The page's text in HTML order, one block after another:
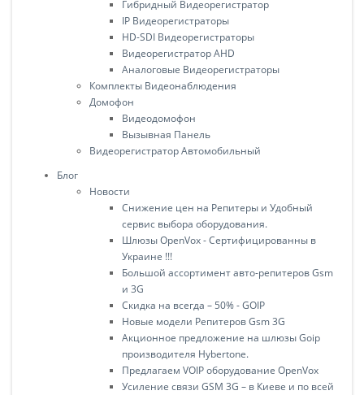
Гибридный Видеорегистратор
IP Видеорегистраторы
HD-SDI Видеорегистраторы
Видеорегистратор AHD
Аналоговые Видеорегистраторы
Комплекты Видеонаблюдения
Домофон
Видеодомофон
Вызывная Панель
Видеорегистратор Автомобильный
Блог
Новости
Снижение цен на Репитеры и Удобный
сервис выбора оборудования.
Шлюзы OpenVox - Сертифицированны в
Украине !!!
Большой ассортимент авто-репитеров Gsm
и 3G
Скидка на всегда – 50% - GOIP
Новые модели Репитеров Gsm 3G
Акционное предложение на шлюзы Goip
производителя Hybertone.
Предлагаем VOIP оборудование OpenVox
Усиление связи GSM 3G – в Киеве и по всей